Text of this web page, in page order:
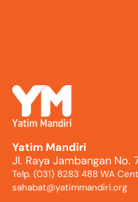
Yatim Mandiri
Jl. Raya Jambangan No.
Telp. (031) 8283 488 WA
sahabat@yatimmandiri.org